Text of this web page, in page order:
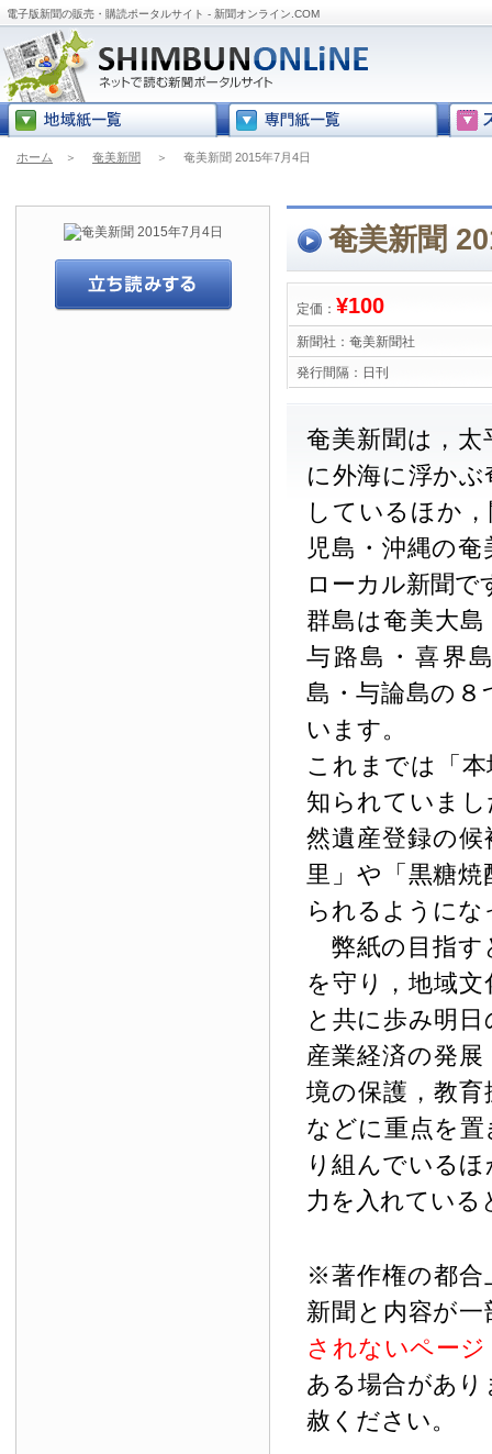
電子版新聞の販売・購読ポータルサイト - 新聞オンライン.COM
ホーム ＞ 奄美新聞 ＞ 奄美新聞 2015年7月4日
奄美新聞
定価： ¥100
新聞社： 奄美新聞社
発行間隔： 日刊
奄美新聞は，
に外海に浮か
しているほか
児島・沖縄の
ローカル新聞で
群島は奄美大
与路島・喜界
島・与論島の
います。
これまでは「
知られていま
然遺産登録の
里」や「黒糖
られるように
弊紙の目指す
を守り，地域
と共に歩み明
産業経済の発
境の保護，教
などに重点を
り組んでいる
力を入れている
※著作権の都合
新聞と内容が
されないペー
ある場合があ
赦ください。